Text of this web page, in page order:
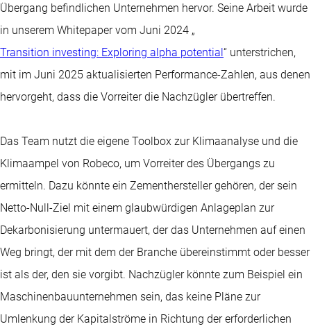
Übergang befindlichen Unternehmen hervor. Seine Arbeit wurde
in unserem Whitepaper vom Juni 2024 „
Transition investing: Exploring alpha potential “ unterstrichen,
mit im Juni 2025 aktualisierten Performance-Zahlen, aus denen
hervorgeht, dass die Vorreiter die Nachzügler übertreffen.
Das Team nutzt die eigene Toolbox zur Klimaanalyse und die
Klimaampel von Robeco, um Vorreiter des Übergangs zu
ermitteln. Dazu könnte ein Zementhersteller gehören, der sein
Netto-Null-Ziel mit einem glaubwürdigen Anlageplan zur
Dekarbonisierung untermauert, der das Unternehmen auf einen
Weg bringt, der mit dem der Branche übereinstimmt oder besser
ist als der, den sie vorgibt. Nachzügler könnte zum Beispiel ein
Maschinenbauunternehmen sein, das keine Pläne zur
Umlenkung der Kapitalströme in Richtung der erforderlichen